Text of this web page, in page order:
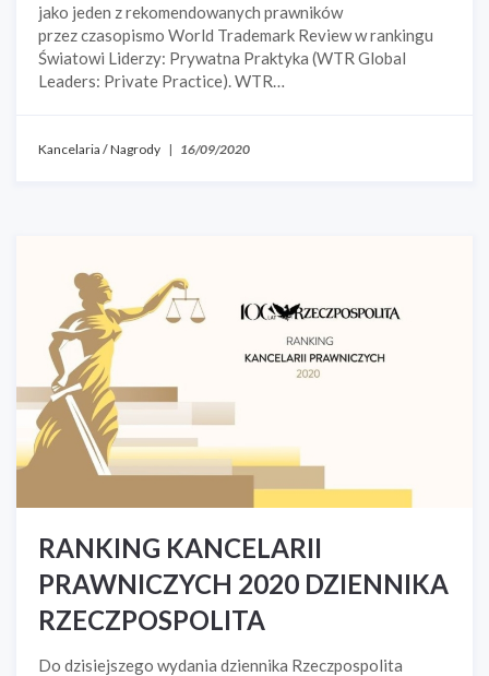
jako jeden z rekomendowanych prawników
przez czasopismo World Trademark Review w rankingu
Światowi Liderzy: Prywatna Praktyka (WTR Global
Leaders: Private Practice). WTR…
Kancelaria /Nagrody | 16/09/2020
RANKING KANCELARII
PRAWNICZYCH 2020 DZIENNIKA
RZECZPOSPOLITA
Do dzisiejszego wydania dziennika Rzeczpospolita